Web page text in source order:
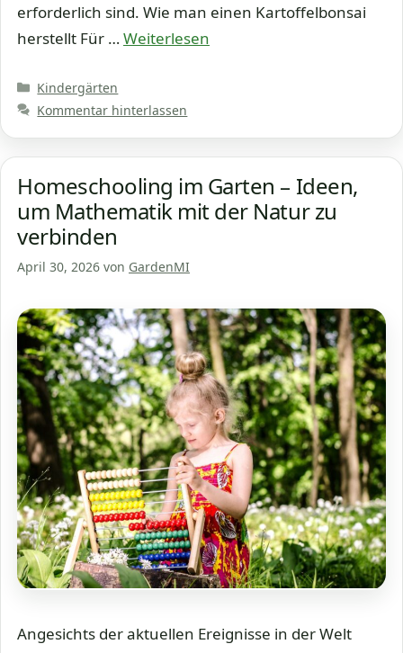
erforderlich sind. Wie man einen Kartoffelbonsai
herstellt Für …Weiterlesen
Kategorien
Kindergärten
Kommentar hinterlassen
Homeschooling im Garten – Ideen,
um Mathematik mit der Natur zu
verbinden
April 30, 2026 von GardenMI
Angesichts der aktuellen Ereignisse in der Welt